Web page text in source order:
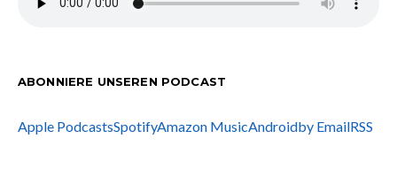
ABONNIERE UNSEREN PODCAST
Apple PodcastsSpotifyAmazon MusicAndroidby EmailRSS